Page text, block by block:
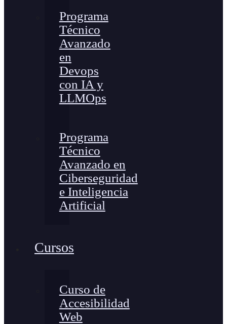
Programa
Técnico
Avanzado
en
Devops
con IA y
LLMOps
Programa
Técnico
Avanzado en
Ciberseguridad
e Inteligencia
Artificial
Cursos
Curso de
Accesibilidad
Web